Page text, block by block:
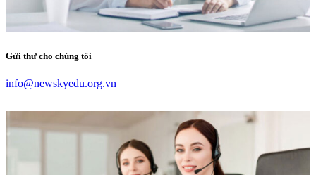
Gửi thư cho chúng tôi
info@newskyedu.org.vn